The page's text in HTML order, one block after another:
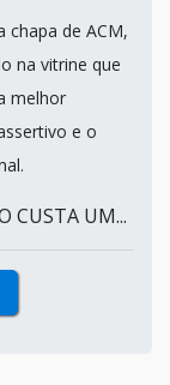
chapa de ACM,
na vitrine que
melhor
e o
CUSTA UM...